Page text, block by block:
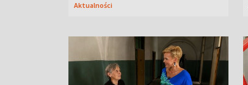
Aktualności